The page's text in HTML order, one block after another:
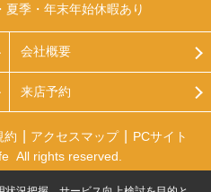
夏季・年末年始休暇あり
会社概要
来店予約
約 アクセスマップ
PCサイト
All rights reserved.